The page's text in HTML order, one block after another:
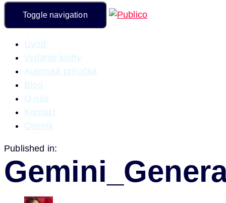
Toggle navigation
Úvod
Vydanie knihy
Autorská príručka
Blog
O nás
Kontakt
Cenník
Published in: